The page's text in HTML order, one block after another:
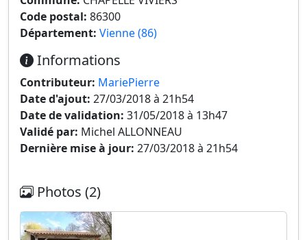
Code postal: 86300
Département: Vienne (86)
Informations
Contributeur: MariePierre
Date d'ajout: 27/03/2018 à 21h54
Date de validation: 31/05/2018 à 13h47
Validé par: Michel ALLONNEAU
Dernière mise à jour: 27/03/2018 à 21h54
Photos (2)